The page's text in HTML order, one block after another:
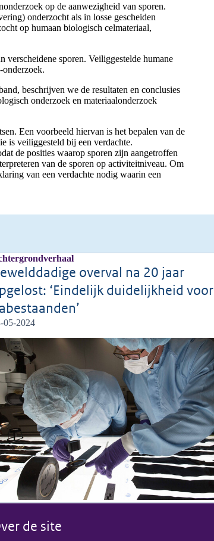
op de aanwezigheid van sporen.
onderzocht als in losse gescheiden
op humaan biologisch celmateriaal,
sporen. Veiliggestelde humane
beschrijven we de resultaten en conclusies
onderzoek en materiaalonderzoek
Een voorbeeld hiervan is het bepalen van de
is veiliggesteld bij een verdachte.
de posities waarop sporen zijn aangetroffen
van de sporen op activiteitniveau. Om
van een verdachte nodig waarin een
overval na 20 jaar
‘Eindelijk duidelijkheid voor
05-2024
de site